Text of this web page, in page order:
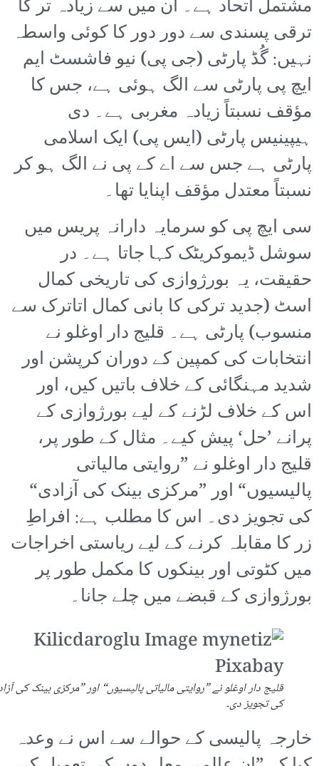
مشتمل اتحاد ہے۔ ان میں سے زیادہ تر کا
ترقی پسندی سے دور دور کا کوئی واسطہ
نہیں: گُڈ پارٹی (جی پی) نیو فاشسٹ ایم
ایچ پی پارٹی سے الگ ہوئی ہے، جس کا
مؤقف نسبتاً زیادہ مغربی ہے۔ دی
ہیپینیس پارٹی (ایس پی) ایک اسلامی
پارٹی ہے جس سے اے کے پی نے الگ ہو کر
نسبتاً معتدل مؤقف اپنایا تھا۔
سی ایچ پی کو سرمایہ دارانہ پریس میں
سوشل ڈیموکریٹک کہا جاتا ہے۔ در
حقیقت، یہ بورژوازی کی تاریخی کمال
اسٹ (جدید ترکی کا بانی کمال اتاترک سے
منسوب) پارٹی ہے۔ قلیج دار اوغلو نے
انتخابات کی کمپین کے دوران کرپشن اور
شدید مہنگائی کے خلاف باتیں کیں، اور
اس کے خلاف لڑنے کے لیے بورژوازی کے
پرانے ’حل‘ پیش کیے۔ مثال کے طور پر،
قلیج دار اوغلو نے ”روایتی مالیاتی
پالیسیوں“ اور ”مرکزی بینک کی آزادی“
کی تجویز دی۔ اس کا مطلب ہے: افراطِ
زر کا مقابلہ کرنے کے لیے ریاستی اخراجات
میں کٹوتی اور بینکوں کا مکمل طور پر
بورژوازی کے قبضے میں چلے جانا۔
قلیج دار اوغلو نے ”روایتی مالیاتی پالیسیوں“ اور ”مرکزی بینک کی
کی تجویز دی۔
خارجہ پالیسی کے حوالے سے اس نے وعدہ